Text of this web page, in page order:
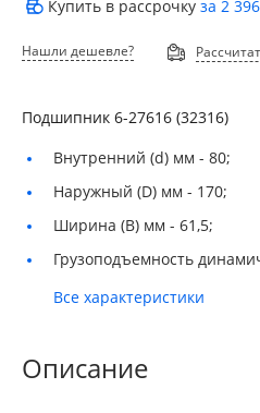
Купить в рассрочку за 2
Нашли дешевле?
Подшипник 6-27616 (32316)
Внутренний (d) мм - 80;
Наружный (D) мм - 170;
Ширина (B) мм - 61,5;
Грузоподъемность
Все характеристики
Описание